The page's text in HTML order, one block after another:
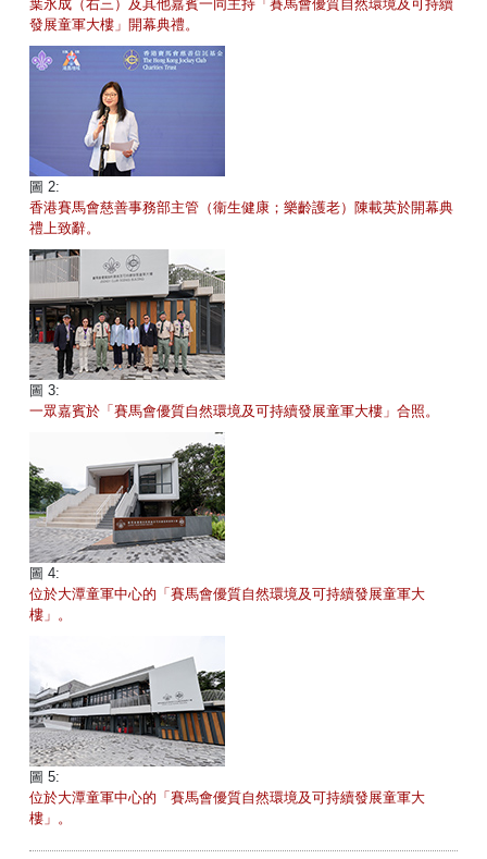
葉永成（右三）及其他嘉賓一同主持「賽馬會優質自然環境及可持續
發展童軍大樓」開幕典禮。
圖 2:
香港賽馬會慈善事務部主管（衞生健康；樂齡護老）陳載英於開幕典
禮上致辭。
圖 3:
一眾嘉賓於「賽馬會優質自然環境及可持續發展童軍大樓」合照。
圖 4:
位於大潭童軍中心的「賽馬會優質自然環境及可持續發展童軍大
樓」。
圖 5:
位於大潭童軍中心的「賽馬會優質自然環境及可持續發展童軍大
樓」。